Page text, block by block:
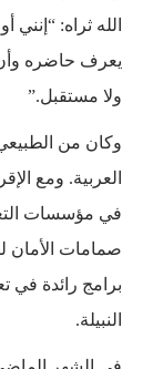
الله ثراه:
يعرف حاضره
ولا مستقبل.”
وكان من
العربية. ومع
في مؤسسات
صمامات الأمان
برامج رائدة في
النبيلة.